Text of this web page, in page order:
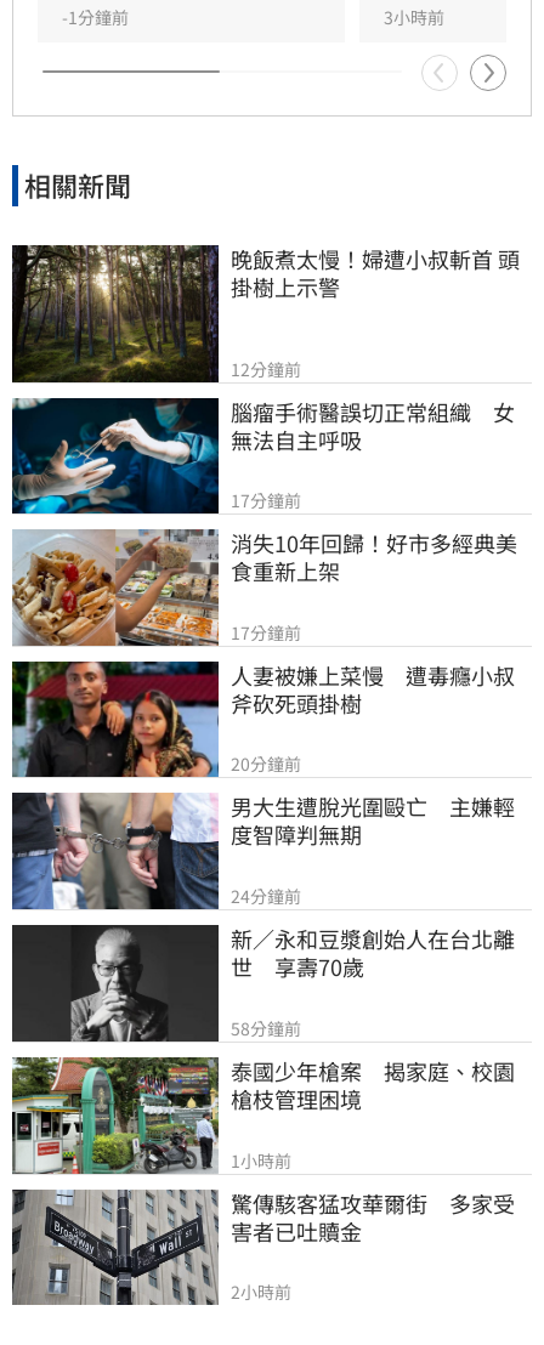
-1分鐘前 3小時前
相關新聞
晚飯煮太慢！婦遭小叔斬首 頭
掛樹上示警
12分鐘前
腦瘤手術醫誤切正常組織　女
無法自主呼吸
17分鐘前
消失10年回歸！好市多經典美
食重新上架
17分鐘前
人妻被嫌上菜慢　遭毒癮小叔
斧砍死頭掛樹
20分鐘前
男大生遭脫光圍毆亡　主嫌輕
度智障判無期
24分鐘前
新／永和豆漿創始人在台北離
世　享壽70歲
58分鐘前
泰國少年槍案　揭家庭、校園
槍枝管理困境
1小時前
驚傳駭客猛攻華爾街　多家受
害者已吐贖金
2小時前